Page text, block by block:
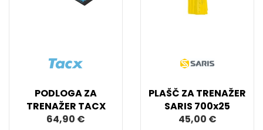
PODLOGA ZA
TRENAŽER TACX
64,90 €
PLAŠČ ZA TRENAŽER
SARIS 700x25
45,00 €